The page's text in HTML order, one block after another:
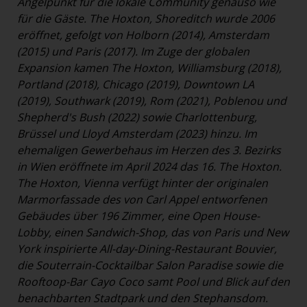
für die Gäste. The Hoxton, Shoreditch wurde 2006
eröffnet, gefolgt von Holborn (2014), Amsterdam
(2015) und Paris (2017). Im Zuge der globalen
Expansion kamen The Hoxton, Williamsburg (2018),
Portland (2018), Chicago (2019), Downtown LA
(2019), Southwark (2019), Rom (2021), Poblenou und
Shepherd's Bush (2022) sowie Charlottenburg,
Brüssel und Lloyd Amsterdam (2023) hinzu. Im
ehemaligen Gewerbehaus im Herzen des 3. Bezirks
in Wien eröffnete im April 2024 das 16. The Hoxton.
The Hoxton, Vienna verfügt hinter der originalen
Marmorfassade des von Carl Appel entworfenen
Gebäudes über 196 Zimmer, eine Open House-
Lobby, einen Sandwich-Shop, das von Paris und New
York inspirierte All-day-Dining-Restaurant Bouvier,
die Souterrain-Cocktailbar Salon Paradise sowie die
Rooftoop-Bar Cayo Coco samt Pool und Blick auf den
benachbarten Stadtpark und den Stephansdom.